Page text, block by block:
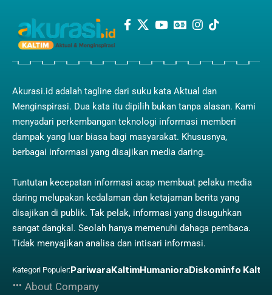
Akurasi.id adalah tagline dari suku kata Aktual dan
Menginspirasi. Dua kata itu dipilih bukan tanpa alasan. Kami
menyadari perkembangan teknologi informasi memberi
dampak yang luar biasa bagi masyarakat. Khususnya,
berbagai informasi yang disajikan media daring.
Tuntutan kecepatan informasi acap membuat pelaku media
daring melupakan kedalaman dan ketajaman berita yang
disajikan di publik. Tak pelak, informasi yang disuguhkan
sangat dangkal. Seolah hanya memenuhi dahaga pembaca.
Tidak menyajikan analisa dan intisari informasi.
Kategori Populer:PariwaraKaltimHumanioraDiskominfo Kaltim
About Company